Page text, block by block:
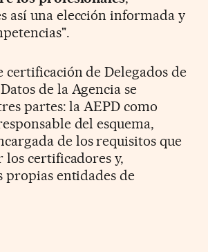
así una elección informada y
certificación de Delegados de
de la Agencia se
partes: la AEPD como
del esquema,
de los requisitos que
certificadores y,
propias entidades de